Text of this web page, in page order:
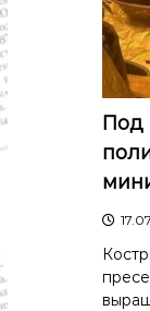
Под